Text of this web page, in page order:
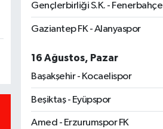
Gençlerbirliği S.K. - Fenerbahçe
Gaziantep FK - Alanyaspor
16 Ağustos, Pazar
Başakşehir - Kocaelispor
Beşiktaş - Eyüpspor
Amed - Erzurumspor FK